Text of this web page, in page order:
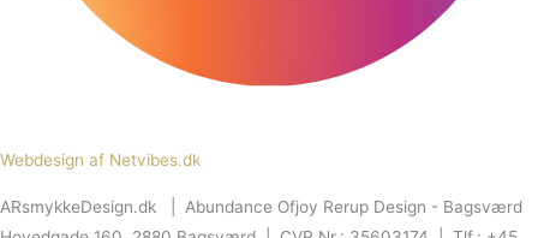
Webdesign af Netvibes.dk
ARsmykkeDesign.dk | Abundance Ofjoy Rerup Design - Bagsværd